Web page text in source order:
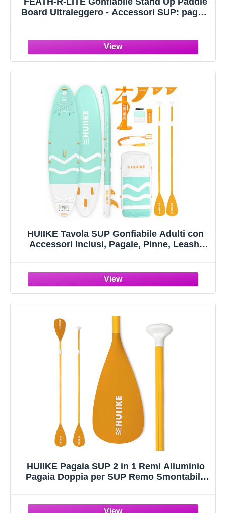
Board Ultraleggero - Accessori SUP: pagaia
HUIIKE Tavola SUP Gonfiabile Adulti con
Accessori Inclusi, Pagaie, Pinne, Leash,
Kayak 305-365 cm, Supporta 130-170 kg
HUIIKE Pagaia SUP 2 in 1 Remi Alluminio
Pagaia Doppia per SUP Remo Smontabile
Stand Up Paddle Board Ripiegabili